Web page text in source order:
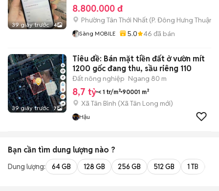
39 giây trước 4
8.800.000 đ
Phường Tân Thới Nhất (P. Đông Hưng Thuận
Sàng MOBILE 5.0 46 đã bán
39 giây trước 7
Tiêu đề: Bán mặt tiền đất ở vườn mít
1200 gốc đang thu, sầu riêng 110
Đất nông nghiệp Ngang 80 m
8,7 tỷ < 1 tr/m² 90001 m²
Xã Tân Bình (Xã Tân Long mới)
Hậu
Bạn cần tìm dung lượng nào ?
Dung lượng: 64 GB 128 GB 256 GB 512 GB 1 TB